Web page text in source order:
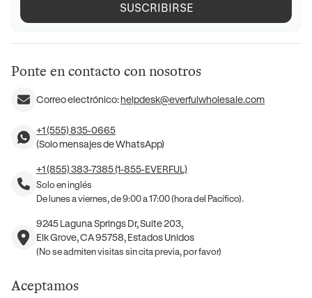
SUSCRIBIRSE
Ponte en contacto con nosotros
Correo electrónico:helpdesk@everfulwholesale.com
+1 (555) 835-0665
(Solo mensajes de WhatsApp)
+1 (855) 383-7385 (1-855-EVERFUL)
Solo en inglés
De lunes a viernes, de 9:00 a 17:00 (hora del Pacífico).
9245 Laguna Springs Dr, Suite 203,
Elk Grove, CA 95758, Estados Unidos
(No se admiten visitas sin cita previa, por favor)
Aceptamos